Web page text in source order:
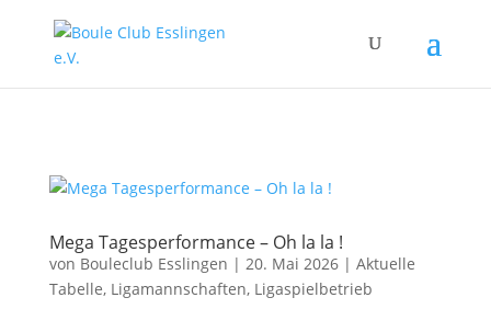
Mega Tagesperformance – Oh la la !
von Bouleclub Esslingen | 20. Mai 2026| Aktuelle
Tabelle, Ligamannschaften, Ligaspielbetrieb